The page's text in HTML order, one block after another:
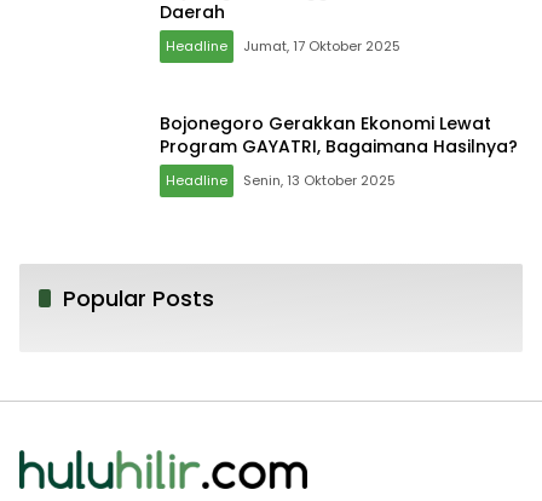
Daerah
Headline Jumat, 17 Oktober 2025
Bojonegoro Gerakkan Ekonomi Lewat
Program GAYATRI, Bagaimana Hasilnya?
Headline Senin, 13 Oktober 2025
Popular Posts